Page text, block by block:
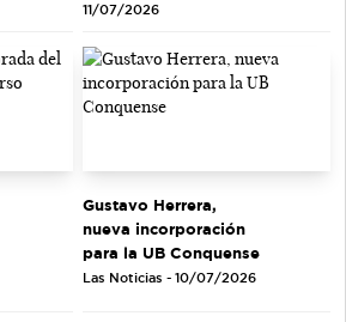
11/07/2026
Gustavo Herrera,
nueva incorporación
para la UB Conquense
Las Noticias - 10/07/2026